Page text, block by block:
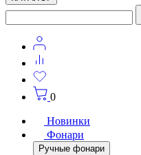
0
Новинки
Фонари
Ручные фонари